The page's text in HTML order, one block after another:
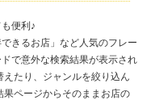
便利♪
きるお店」など人気のフレー
で意外な検索結果が表示され
たり、ジャンルを絞り込ん
ページからそのままお店の